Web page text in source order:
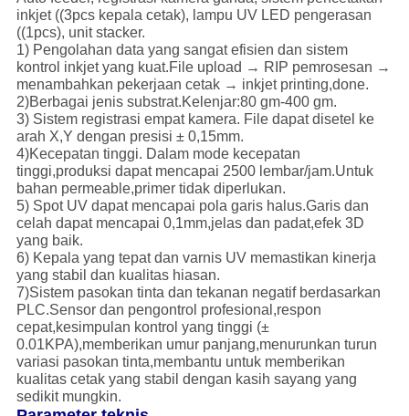
inkjet ((3pcs kepala cetak), lampu UV LED pengerasan
((1pcs), unit stacker.
1) Pengolahan data yang sangat efisien dan sistem
kontrol inkjet yang kuat.File upload → RIP pemrosesan →
menambahkan pekerjaan cetak → inkjet printing,done.
2)Berbagai jenis substrat.Kelenjar:80 gm-400 gm.
3) Sistem registrasi empat kamera. File dapat disetel ke
arah X,Y dengan presisi ± 0,15mm.
4)Kecepatan tinggi. Dalam mode kecepatan
tinggi,produksi dapat mencapai 2500 lembar/jam.Untuk
bahan permeable,primer tidak diperlukan.
5) Spot UV dapat mencapai pola garis halus.Garis dan
celah dapat mencapai 0,1mm,jelas dan padat,efek 3D
yang baik.
6) Kepala yang tepat dan varnis UV memastikan kinerja
yang stabil dan kualitas hiasan.
7)Sistem pasokan tinta dan tekanan negatif berdasarkan
PLC.Sensor dan pengontrol profesional,respon
cepat,kesimpulan kontrol yang tinggi (±
0.01KPA),memberikan umur panjang,menurunkan turun
variasi pasokan tinta,membantu untuk memberikan
kualitas cetak yang stabil dengan kasih sayang yang
sedikit mungkin.